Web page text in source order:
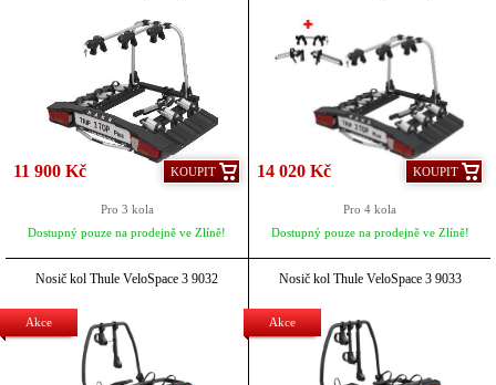
11 900 Kč KOUPIT
Pro 3 kola
Dostupný pouze na prodejně ve Zlíně!
14 020 Kč KOUPIT
Pro 4 kola
Dostupný pouze na prodejně ve Zlíně!
Akce
Nosič kol Thule VeloSpace 3 9032
Akce
Nosič kol Thule VeloSpace 3 9033